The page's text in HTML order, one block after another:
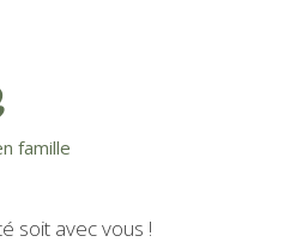
famille
soit avec vous !